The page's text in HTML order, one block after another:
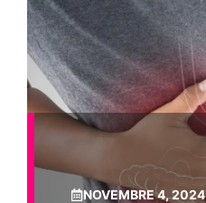
NOVEMBRE 4, 2024